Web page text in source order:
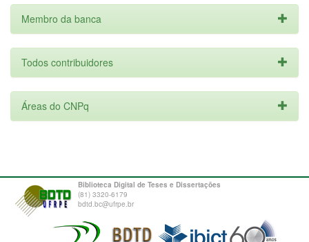
Membro da banca
Todos contribuidores
Áreas do CNPq
Biblioteca Digital de Teses e Dissertações
(81) 3320-6179
bdtd.bc@ufrpe.br